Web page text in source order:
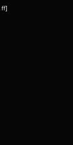
ff]